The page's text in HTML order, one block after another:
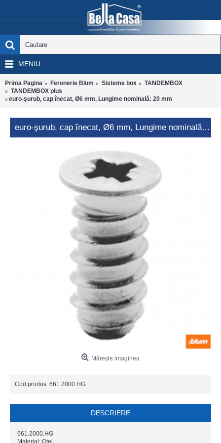
MENIU
Prima Pagina Feronerie Blum Sisteme box
TANDEMBOX
TANDEMBOX plus
euro-şurub, cap înecat, Ø6 mm, Lungime nominală: 20 mm
euro-şurub, cap înecat, Ø6 mm, Lungime nominală: 20 mm
Mărește imaginea
Cod produs: 661.2000.HG
DESCRIERE
661.2000.HG
Material: Oţel